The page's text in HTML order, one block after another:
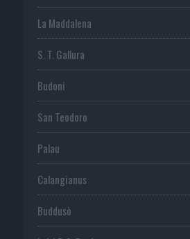
La Maddalena
S. T. Gallura
Budoni
San Teodoro
Palau
Calangianus
Buddusò